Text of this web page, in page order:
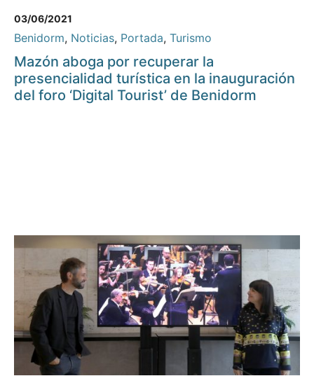
03/06/2021
Benidorm, Noticias, Portada, Turismo
Mazón aboga por recuperar la
presencialidad turística en la inauguración
del foro ‘Digital Tourist’ de Benidorm